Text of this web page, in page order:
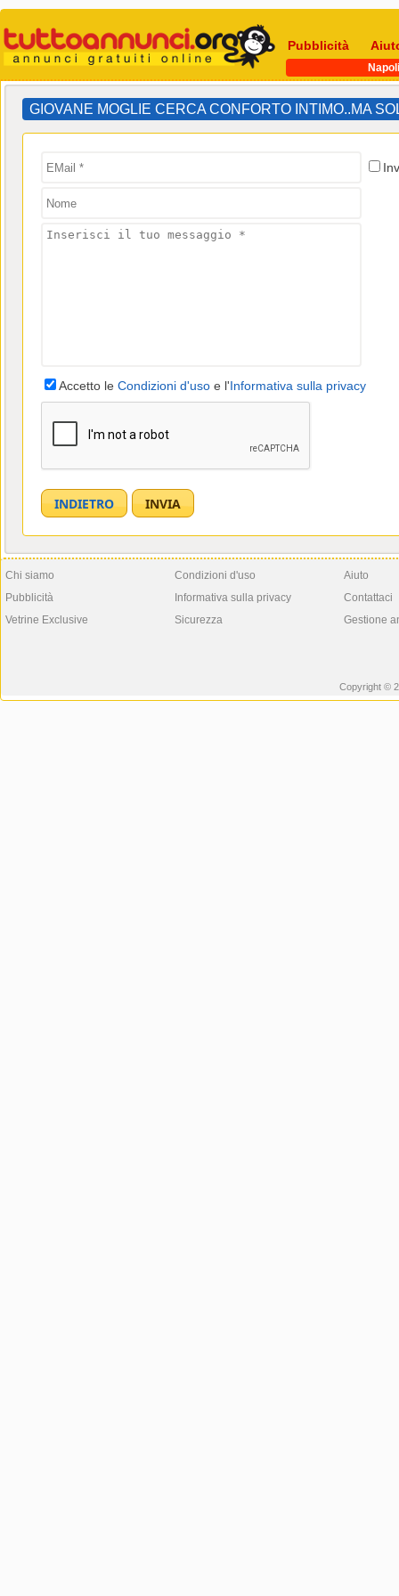
Pubblicità
Napoli
GIOVANE MOGLIE CERCA CONFORTO INTIMO..MA
Accetto le Condizioni d'uso e l'Informativa sulla privacy
Chi siamo
Pubblicità
Vetrine Exclusive
Condizioni d'uso
Informativa sulla privacy
Sicurezza
Aiuto
Contattaci
Gestione
Copyright ©